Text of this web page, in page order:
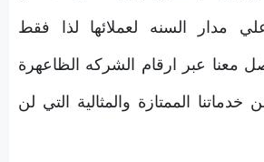
مدار السنه لعملائها لذا فقط
معنا عبر ارقام الشركه الظاعهرة
خدماتنا الممتازة والمثالية التي لن